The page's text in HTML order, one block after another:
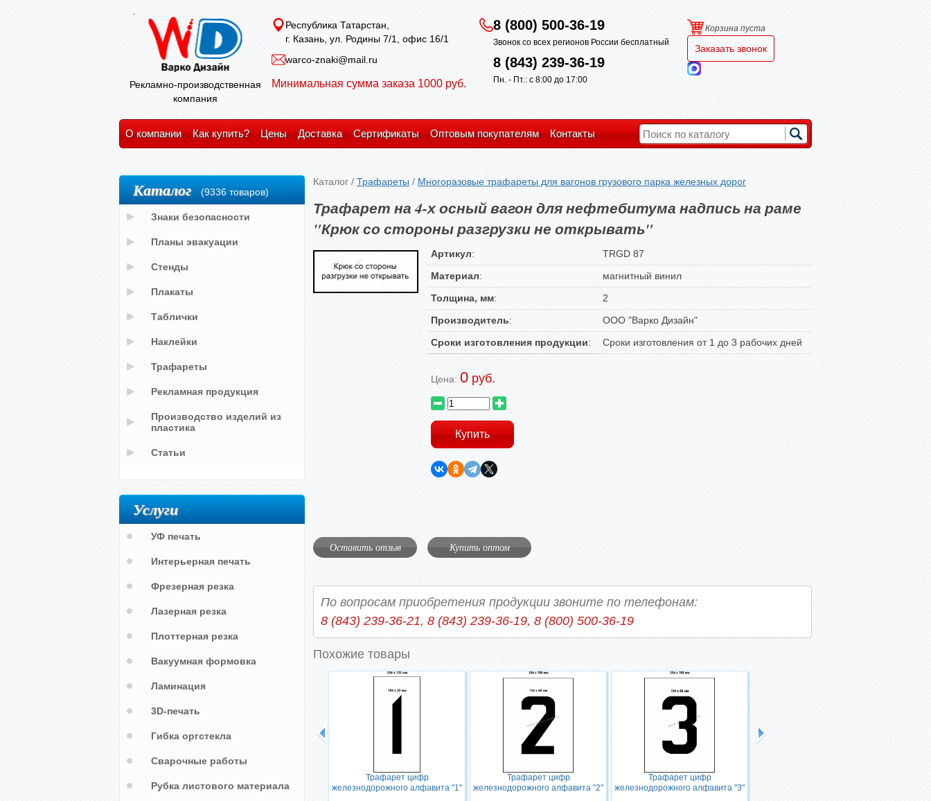
Рекламно-производственная
компания
Республика Татарстан,
г. Казань, ул. Родины 7/1, офис 16/1
warco-znaki@mail.ru
Минимальная сумма заказа 1000 руб.
8 (800) 500-36-19
Звонок со всех регионов России бесплатный
8 (843) 239-36-19
Пн. - Пт.: с 8:00 до 17:00
Корзина пуста
Заказать звонок
О компании Как купить? Цены Доставка Сертификаты Оптовым покупателям Контакты
Каталог / Трафареты / Многоразовые трафареты для вагонов грузового парка железных дорог
Трафарет на 4-х осный вагон для нефтебитума надпись на раме
"Крюк со стороны разгрузки не открывать"
Артикул:
TRGD 87
Материал:
магнитный винил
Толщина, мм:
2
Производитель:
ООО "Варко Дизайн"
Сроки изготовления продукции: Сроки изготовления от 1 до 3 рабочих дней
Цена: 0 руб.
Оставить отзыв Купить оптом
По вопросам приобретения продукции звоните по телефонам:
8 (843) 239-36-21, 8 (843) 239-36-19, 8 (800) 500-36-19
Похожие товары
Знак Российская железная дорога
Трафарет цифр
железнодорожного алфавита "1"
Трафарет цифр
железнодорожного алфавита "2"
Трафарет цифр
железнодорожного алфавита "3"
Каталог (9336 товаров)
Знаки безопасности
Планы эвакуации
Стенды
Плакаты
Таблички
Наклейки
Трафареты
Рекламная продукция
Производство изделий из
пластика
Статьи
Услуги
УФ печать
Интерьерная печать
Фрезерная резка
Лазерная резка
Плоттерная резка
Вакуумная формовка
Ламинация
3D-печать
Гибка оргстекла
Сварочные работы
Рубка листового материала